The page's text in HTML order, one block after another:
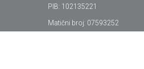
PIB: 102135221
Matični broj: 07593252